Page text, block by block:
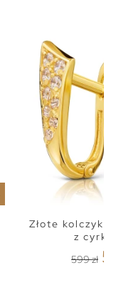
Złote kolczyki
z
599 zł